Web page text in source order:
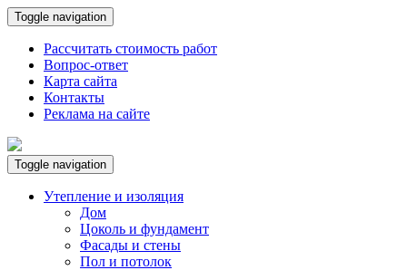
Toggle navigation
Рассчитать стоимость работ
Вопрос-ответ
Карта сайта
Контакты
Реклама на сайте
Toggle navigation
Утепление и изоляция
Дом
Цоколь и фундамент
Фасады и стены
Пол и потолок